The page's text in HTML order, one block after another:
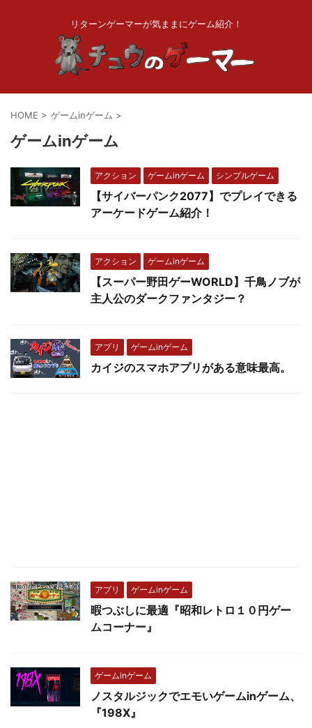
リターンゲーマーが気ままにゲーム紹介！
HOME > ゲームinゲーム >
ゲームinゲーム
アクション ゲームinゲーム シンプルゲーム
【サイバーパンク2077】でプレイできる
アーケードゲーム紹介！
アクション ゲームinゲーム
【スーパー野田ゲーWORLD】千鳥ノブが
主人公のダークファンタジー？
アプリ ゲームinゲーム
カイジのスマホアプリがある意味最高。
アプリ ゲームinゲーム
暇つぶしに最適『昭和レトロ１０円ゲー
ムコーナー』
ゲームinゲーム
ノスタルジックでエモいゲームinゲーム、
『198X』